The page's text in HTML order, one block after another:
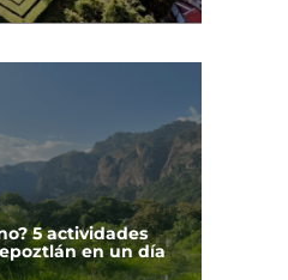
5 actividades
en un día